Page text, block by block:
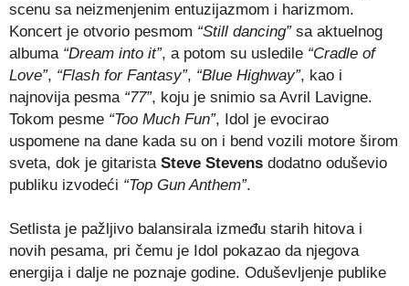
scenu sa neizmenjenim entuzijazmom i harizmom.
Koncert je otvorio pesmom “Still dancing”sa aktuelnog
albuma “Dream into it”, a potom su usledile “Cradle of
Love”, “Flash for Fantasy”, “Blue Highway”, kao i
najnovija pesma “77”, koju je snimio sa Avril Lavigne.
Tokom pesme “Too Much Fun”, Idol je evocirao
uspomene na dane kada su on i bend vozili motore širom
sveta, dok je gitarista Steve Stevens dodatno oduševio
publiku izvodeći “Top Gun Anthem”.
Setlista je pažljivo balansirala između starih hitova i
novih pesama, pri čemu je Idol pokazao da njegova
energija i dalje ne poznaje godine. Oduševljenje publike